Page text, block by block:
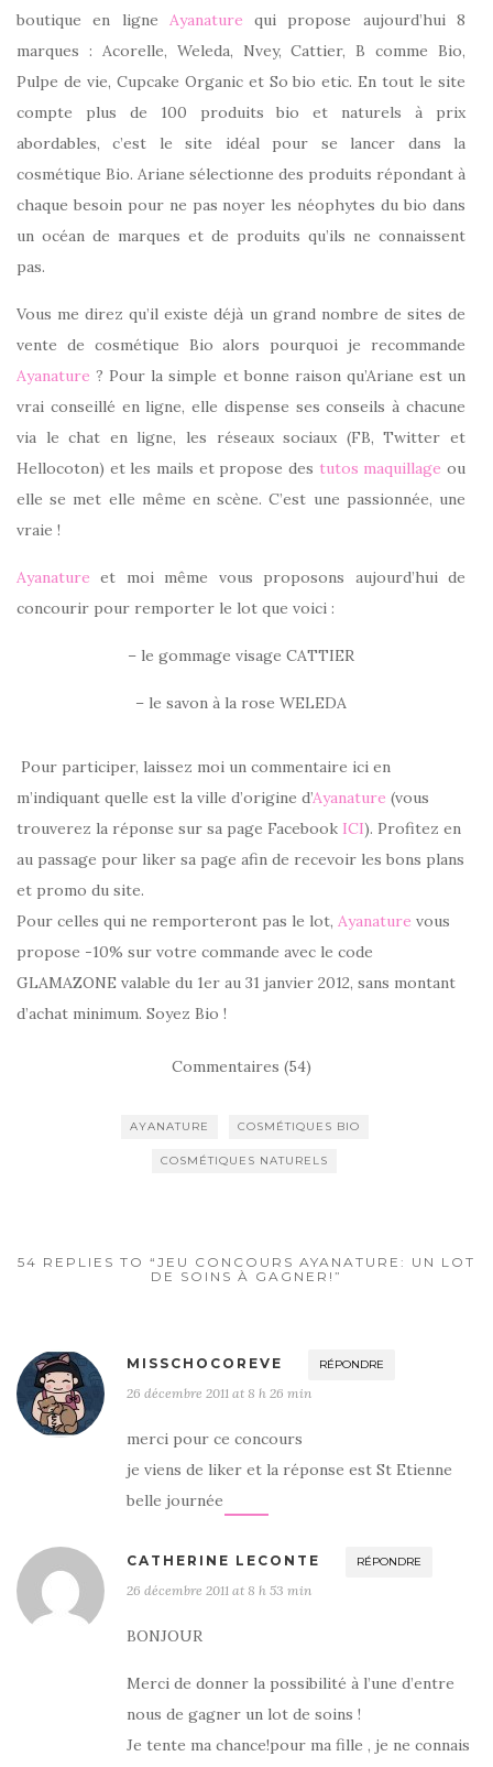
boutique en ligne Ayanature qui propose aujourd’hui 8
marques : Acorelle, Weleda, Nvey, Cattier, B comme Bio,
Pulpe de vie, Cupcake Organic et So bio etic. En tout le site
compte plus de 100 produits bio et naturels à prix
abordables, c’est le site idéal pour se lancer dans la
cosmétique Bio. Ariane sélectionne des produits répondant à
chaque besoin pour ne pas noyer les néophytes du bio dans
un océan de marques et de produits qu’ils ne connaissent
pas.
Vous me direz qu’il existe déjà un grand nombre de sites de
vente de cosmétique Bio alors pourquoi je recommande
Ayanature ? Pour la simple et bonne raison qu’Ariane est un
vrai conseillé en ligne, elle dispense ses conseils à chacune
via le chat en ligne, les réseaux sociaux (FB, Twitter et
Hellocoton) et les mails et propose des tutos maquillage ou
elle se met elle même en scène. C’est une passionnée, une
vraie !
Ayanature et moi même vous proposons aujourd’hui de
concourir pour remporter le lot que voici :
– le gommage visage CATTIER
– le savon à la rose WELEDA
Pour participer, laissez moi un commentaire ici en
m’indiquant quelle est la ville d’origine d’Ayanature (vous
trouverez la réponse sur sa page Facebook ICI). Profitez en
au passage pour liker sa page afin de recevoir les bons plans
et promo du site.
Pour celles qui ne remporteront pas le lot, Ayanature vous
propose -10% sur votre commande avec le code
GLAMAZONE valable du 1er au 31 janvier 2012, sans montant
d’achat minimum. Soyez Bio !
Commentaires (54)
AYANATURE COSMÉTIQUES BIO
COSMÉTIQUES NATURELS
54 REPLIES TO “JEU CONCOURS AYANATURE: UN LOT
DE SOINS À GAGNER!”
MISSCHOCOREVE RÉPONDRE
26 décembre 2011 at 8 h 26 min
merci pour ce concours
je viens de liker et la réponse est St Etienne
belle journée
CATHERINE LECONTE RÉPONDRE
26 décembre 2011 at 8 h 53 min
BONJOUR
Merci de donner la possibilité à l’une d’entre
nous de gagner un lot de soins !
Je tente ma chance!pour ma fille , je ne connais